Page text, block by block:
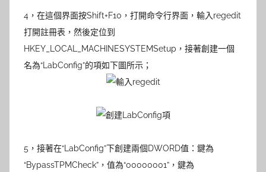
4， 在這個界面按Shift+F10，打開命令行界面，輸入regedit
打開註冊表，然後定位到
HKEY_LOCAL_MACHINESYSTEMSetup，接著創建一個
名為“LabConfig”的項如下圖所示；
5， 接著在“LabConfig”下創建兩個DWORD值： 鍵為
“BypassTPMCheck”，值為“00000001”，鍵為